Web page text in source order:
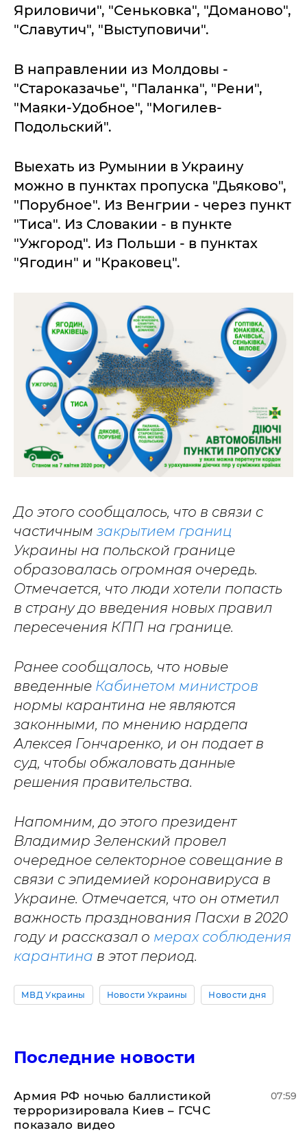
Яриловичи", "Сеньковка", "Доманово",
"Славутич", "Выступовичи".
В направлении из Молдовы -
"Староказачье", "Паланка", "Рени",
"Маяки-Удобное", "Могилев-
Подольский".
Выехать из Румынии в Украину
можно в пунктах пропуска "Дьяково",
"Порубное". Из Венгрии - через пункт
"Тиса". Из Словакии - в пункте
"Ужгород". Из Польши - в пунктах
"Ягодин" и "Краковец".
До этого сообщалось, что в связи с
частичным закрытием границ
Украины на польской границе
образовалась огромная очередь.
Отмечается, что люди хотели попасть
в страну до введения новых правил
пересечения КПП на границе.
Ранее сообщалось, что новые
введенные Кабинетом министров
нормы карантина не являются
законными, по мнению нардепа
Алексея Гончаренко, и он подает в
суд, чтобы обжаловать данные
решения правительства.
Напомним, до этого президент
Владимир Зеленский провел
очередное селекторное совещание в
связи с эпидемией коронавируса в
Украине. Отмечается, что он отметил
важность празднования Пасхи в 2020
году и рассказал о мерах соблюдения
карантина в этот период.
МВД Украины Новости Украины Новости дня
Последние новости
Армия РФ ночью баллистикой
терроризировала Киев – ГСЧС
показало видео
07:59